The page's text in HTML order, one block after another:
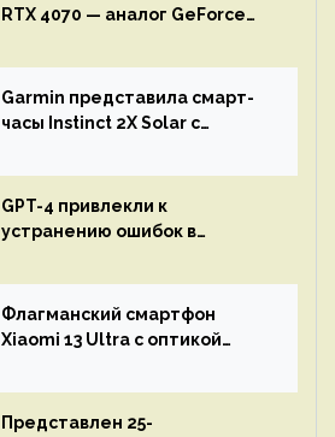
RTX 4070 — аналог GeForce
Garmin представила смарт-
часы Instinct 2X Solar с
GPT-4 привлекли к
устранению ошибок в
остановится до полного
восстановления кода и
объяснит, что пошло не так
Флагманский смартфон
Xiaomi 13 Ultra с оптикой
представят 18 апреля
Представлен 25-